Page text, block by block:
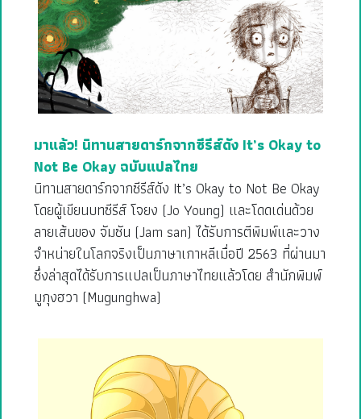
มาแล้ว! นิทานสายดาร์กจากซีรีส์ดัง It’s Okay to
Not Be Okay ฉบับแปลไทย
นิทานสายดาร์กจากซีรีส์ดัง It’s Okay to Not Be Okay
โดยผู้เขียนบทซีรีส์ โจยง (Jo Young) และโดดเด่นด้วย
ลายเส้นของ จัมซัน (Jam san) ได้รับการตีพิมพ์และวาง
จำหน่ายในโลกจริงเป็นภาษาเกาหลีเมื่อปี 2563 ที่ผ่านมา
ซึ่งล่าสุดได้รับการแปลเป็นภาษาไทยแล้วโดย สำนักพิมพ์
มูกุงฮวา (Mugunghwa)